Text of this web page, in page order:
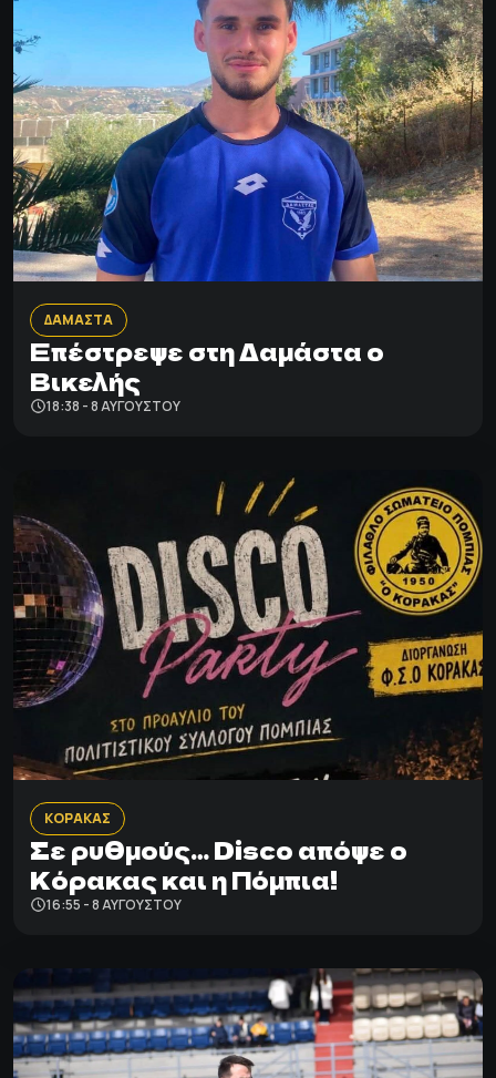
ΔΑΜΑΣΤΑ
Επέστρεψε στη Δαμάστα ο
Βικελής
18:38 - 8 ΑΥΓΟΎΣΤΟΥ
ΚΟΡΑΚΑΣ
Σε ρυθμούς… Disco απόψε ο
Κόρακας και η Πόμπια!
16:55 - 8 ΑΥΓΟΎΣΤΟΥ